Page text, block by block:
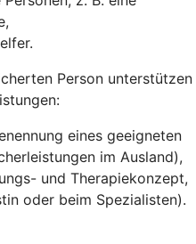
Person unterstützen
eines geeigneten
im Ausland),
und Therapiekonzept,
oder beim Spezialisten).